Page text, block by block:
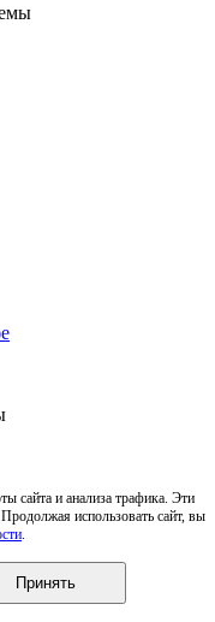
сайта и анализа трафика. Эти
использовать сайт, вы
.
Принять